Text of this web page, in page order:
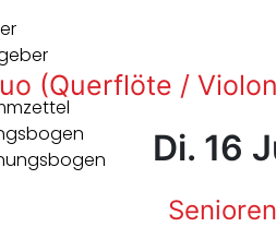
(Querflöte /
Di. 16